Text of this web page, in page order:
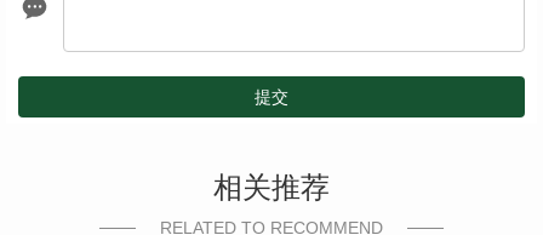
提交
相关推荐
RELATED TO RECOMMEND